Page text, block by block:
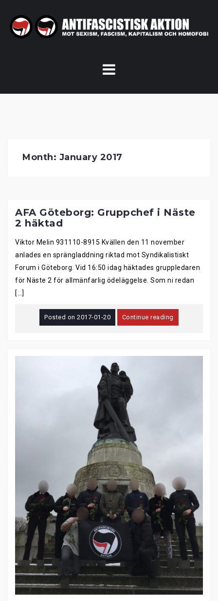
content
Month: January 2017
AFA Göteborg: Gruppchef i Näste
2 häktad
Viktor Melin 931110-8915 Kvällen den 11 november
anlades en sprängladdning riktad mot Syndikalistiskt
Forum i Göteborg. Vid 16:50 idag häktades gruppledaren
för Näste 2 för allmänfarlig ödeläggelse. Som ni redan
[…]
Posted on2017-01-20 Continue reading